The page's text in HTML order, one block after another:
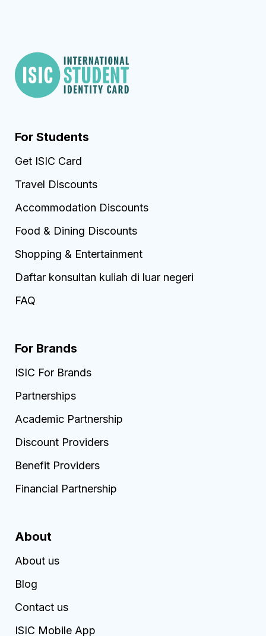
For Students
Get ISIC Card
Travel Discounts
Accommodation Discounts
Food & Dining Discounts
Shopping & Entertainment
Daftar konsultan kuliah di luar negeri
FAQ
For Brands
ISIC For Brands
Partnerships
Academic Partnership
Discount Providers
Benefit Providers
Financial Partnership
About
About us
Blog
Contact us
ISIC Mobile App